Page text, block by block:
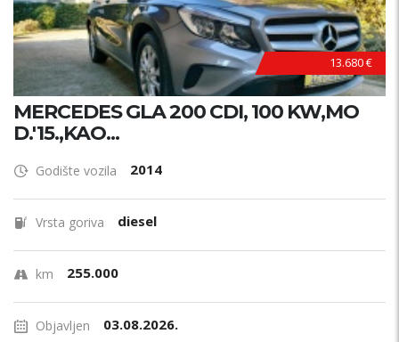
13.680 €
MERCEDES GLA 200 CDI, 100 KW,MO
D.'15.,KAO...
Godište vozila 2014
Vrsta goriva diesel
km 255.000
Objavljen 03.08.2026.